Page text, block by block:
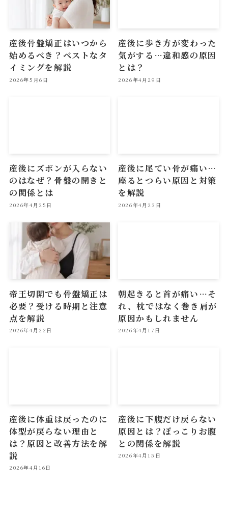
産後骨盤矯正はいつから
始めるべき？ベストなタ
イミングを解説
2026年5月6日
産後に歩き方が変わった
気がする…違和感の原因
とは？
2026年4月29日
産後にズボンが入らない
のはなぜ？骨盤の開きと
の関係とは
2026年4月25日
産後に尾てい骨が痛い…
座るとつらい原因と対策
を解説
2026年4月23日
帝王切開でも骨盤矯正は
必要？受ける時期と注意
点を解説
2026年4月22日
朝起きると首が痛い…そ
れ、枕ではなく巻き肩が
原因かもしれません
2026年4月17日
産後に体重は戻ったのに
体型が戻らない理由と
は？原因と改善方法を解
説
2026年4月16日
産後に下腹だけ戻らない
原因とは？ぽっこりお腹
との関係を解説
2026年4月15日